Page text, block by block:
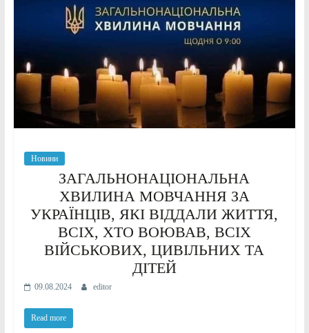
Новини
ЗАГАЛЬНОНАЦІОНАЛЬНА
ХВИЛИНА МОВЧАННЯ ЗА
УКРАЇНЦІВ, ЯКІ ВІДДАЛИ ЖИТТЯ,
ВСІХ, ХТО ВОЮВАВ, ВСІХ
ВІЙСЬКОВИХ, ЦИВІЛЬНИХ ТА
ДІТЕЙ
09.08.2024 editor
Read more